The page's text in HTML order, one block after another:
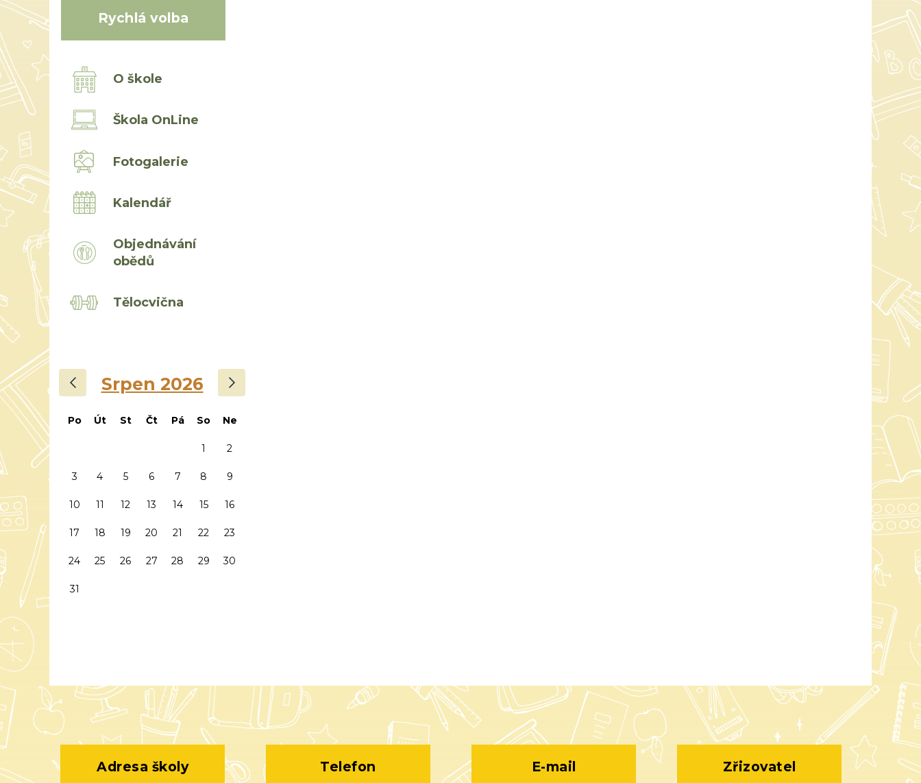
Rychlá volba
O škole
Škola OnLine
Fotogalerie
Kalendář
Objednávání
obědů
Tělocvična
Srpen 2026 ›
Po Út St Čt Pá So Ne
1 2
3 4 5 6 7 8 9
10 11 12 13 14 15 16
17 18 19 20 21 22 23
24 25 26 27 28 29 30
31
Adresa školy Telefon E-mail Zřizovatel